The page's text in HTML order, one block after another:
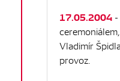
17.05.2004
Vladimír
provoz.